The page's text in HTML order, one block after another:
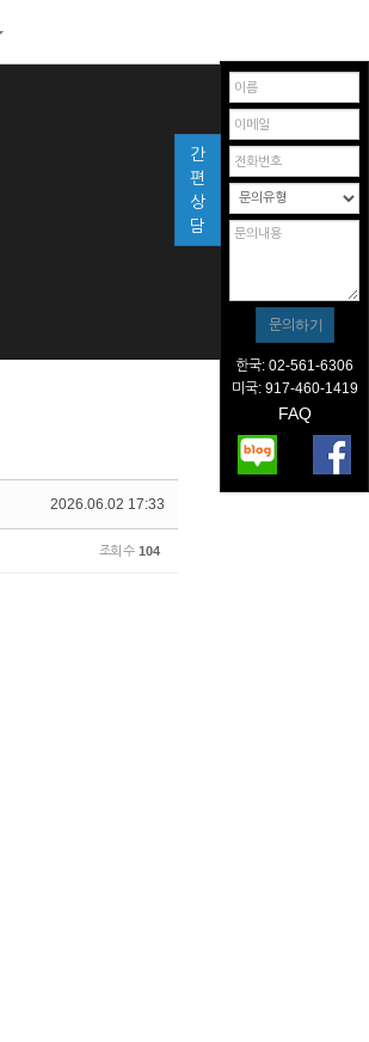
2026.06.02 17:33
조회 수 104
간
편
상
담
한국: 02-561-6306
미국: 917-460-1419
FAQ